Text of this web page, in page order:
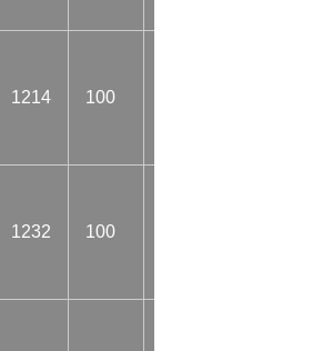
1214 100
1232 100